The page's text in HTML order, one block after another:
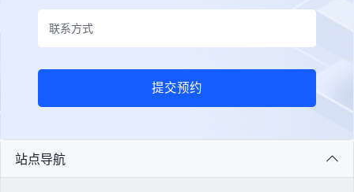
提交预约
站点导航